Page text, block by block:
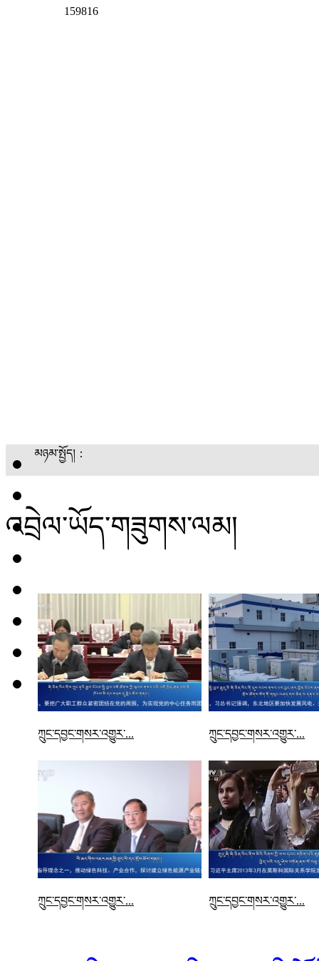
159816
མཉམ་སྤྱོད།：
འབྲེལ་ཡོད་གཟུགས་ལམ།
ཀྲུང་དབྱང་གསར་འགྱུར་... ཀྲུང་དབྱང་གསར་འགྱུར་...
ཀྲུང་དབྱང་གསར་འགྱུར་... ཀྲུང་དབྱང་གསར་འགྱུར་...